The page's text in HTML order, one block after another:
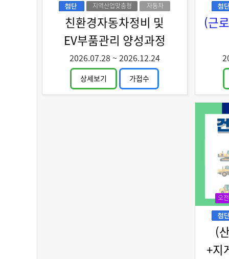
지역산업맞춤형
인력양성
자동차
친환경자동차정비 및
EV부품관리 양성과정
2026.07.28 ~ 2026.12.24
상세보기 가접수
(근
오전
(
+지